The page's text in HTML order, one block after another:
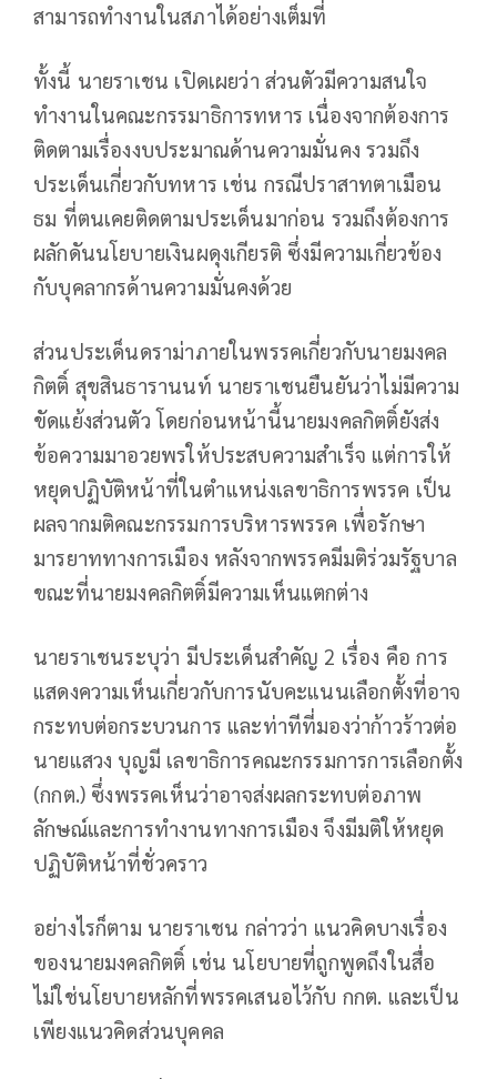
สามารถทำงานในสภาได้อย่างเต็มที่
ทั้งนี้ นายราเชน เปิดเผยว่า ส่วนตัวมีความสนใจ
ทำงานในคณะกรรมาธิการทหาร เนื่องจากต้องการ
ติดตามเรื่องงบประมาณด้านความมั่นคง รวมถึง
ประเด็นเกี่ยวกับทหาร เช่น กรณีปราสาทตาเมือน
ธม ที่ตนเคยติดตามประเด็นมาก่อน รวมถึงต้องการ
ผลักดันนโยบายเงินผดุงเกียรติ ซึ่งมีความเกี่ยวข้อง
กับบุคลากรด้านความมั่นคงด้วย
ส่วนประเด็นดราม่าภายในพรรคเกี่ยวกับนายมงคล
กิตติ์ สุขสินธารานนท์ นายราเชนยืนยันว่าไม่มีความ
ขัดแย้งส่วนตัว โดยก่อนหน้านี้นายมงคลกิตติ์ยังส่ง
ข้อความมาอวยพรให้ประสบความสำเร็จ แต่การให้
หยุดปฏิบัติหน้าที่ในตำแหน่งเลขาธิการพรรค เป็น
ผลจากมติคณะกรรมการบริหารพรรค เพื่อรักษา
มารยาททางการเมือง หลังจากพรรคมีมติร่วมรัฐบาล
ขณะที่นายมงคลกิตติ์มีความเห็นแตกต่าง
นายราเชนระบุว่า มีประเด็นสำคัญ 2 เรื่อง คือ การ
แสดงความเห็นเกี่ยวกับการนับคะแนนเลือกตั้งที่อาจ
กระทบต่อกระบวนการ และท่าทีที่มองว่าก้าวร้าวต่อ
นายแสวง บุญมี เลขาธิการคณะกรรมการการเลือกตั้ง
(กกต.) ซึ่งพรรคเห็นว่าอาจส่งผลกระทบต่อภาพ
ลักษณ์และการทำงานทางการเมือง จึงมีมติให้หยุด
ปฏิบัติหน้าที่ชั่วคราว
อย่างไรก็ตาม นายราเชน กล่าวว่า แนวคิดบางเรื่อง
ของนายมงคลกิตติ์ เช่น นโยบายที่ถูกพูดถึงในสื่อ
ไม่ใช่นโยบายหลักที่พรรคเสนอไว้กับ กกต. และเป็น
เพียงแนวคิดส่วนบุคคล